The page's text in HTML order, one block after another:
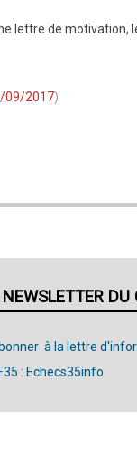
de motivation,
09/2017)
DU
à la lettre
: Echecs35info